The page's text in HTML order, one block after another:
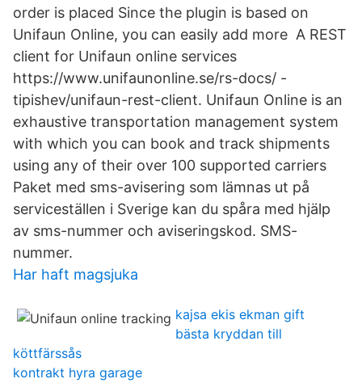
order is placed Since the plugin is based on
Unifaun Online, you can easily add more A REST
client for Unifaun online services
https://www.unifaunonline.se/rs-docs/ -
tipishev/unifaun-rest-client. Unifaun Online is an
exhaustive transportation management system
with which you can book and track shipments
using any of their over 100 supported carriers
Paket med sms-avisering som lämnas ut på
serviceställen i Sverige kan du spåra med hjälp
av sms-nummer och aviseringskod. SMS-
nummer.
Har haft magsjuka
kajsa ekis ekman gift
bästa kryddan till
köttfärssås
kontrakt hyra garage